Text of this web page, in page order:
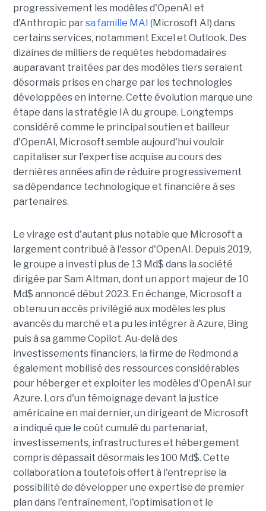
progressivement les modèles d'OpenAI et
d'Anthropic parsa famille MAI (Microsoft AI) dans
certains services, notamment Excel et Outlook. Des
dizaines de milliers de requêtes hebdomadaires
auparavant traitées par des modèles tiers seraient
désormais prises en charge par les technologies
développées en interne. Cette évolution marque une
étape dans la stratégie IA du groupe. Longtemps
considéré comme le principal soutien et bailleur
d'OpenAI, Microsoft semble aujourd'hui vouloir
capitaliser sur l'expertise acquise au cours des
dernières années afin de réduire progressivement
sa dépendance technologique et financière à ses
partenaires.
Le virage est d'autant plus notable que Microsoft a
largement contribué à l'essor d'OpenAI. Depuis 2019,
le groupe a investi plus de 13 Md$ dans la société
dirigée par Sam Altman, dont un apport majeur de 10
Md$ annoncé début 2023. En échange, Microsoft a
obtenu un accès privilégié aux modèles les plus
avancés du marché et a pu les intégrer à Azure, Bing
puis à sa gamme Copilot. Au-delà des
investissements financiers, la firme de Redmond a
également mobilisé des ressources considérables
pour héberger et exploiter les modèles d'OpenAI sur
Azure. Lors d'un témoignage devant la justice
américaine en mai dernier, un dirigeant de Microsoft
a indiqué que le coût cumulé du partenariat,
investissements, infrastructures et hébergement
compris dépassait désormais les 100 Md$. Cette
collaboration a toutefois offert à l'entreprise la
possibilité de développer une expertise de premier
plan dans l'entraînement, l'optimisation et le